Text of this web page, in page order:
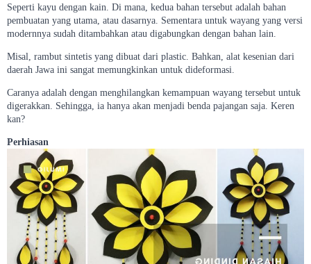
Seperti kayu dengan kain. Di mana, kedua bahan tersebut adalah bahan
pembuatan yang utama, atau dasarnya. Sementara untuk wayang yang versi
modernnya sudah ditambahkan atau digabungkan dengan bahan lain.
Misal, rambut sintetis yang dibuat dari plastic. Bahkan, alat kesenian dari
daerah Jawa ini sangat memungkinkan untuk dideformasi.
Caranya adalah dengan menghilangkan kemampuan wayang tersebut untuk
digerakkan. Sehingga, ia hanya akan menjadi benda pajangan saja. Keren
kan?
Perhiasan